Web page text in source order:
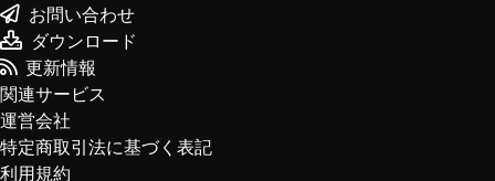
お問い合わせ
ダウンロード
更新情報
関連サービス
運営会社
特定商取引法に基づく表記
利用規約